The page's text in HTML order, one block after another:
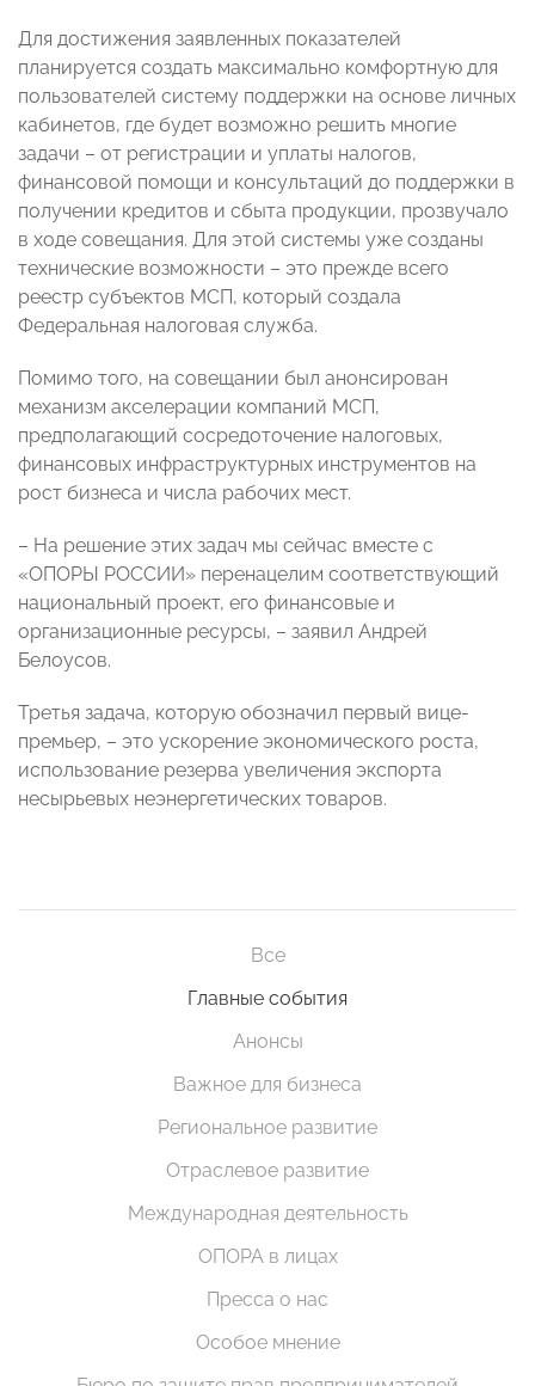
Для достижения заявленных показателей
планируется создать максимально комфортную для
пользователей систему поддержки на основе личных
кабинетов, где будет возможно решить многие
задачи – от регистрации и уплаты налогов,
финансовой помощи и консультаций до поддержки в
получении кредитов и сбыта продукции, прозвучало
в ходе совещания. Для этой системы уже созданы
технические возможности – это прежде всего
реестр субъектов МСП, который создала
Федеральная налоговая служба.
Помимо того, на совещании был анонсирован
механизм акселерации компаний МСП,
предполагающий сосредоточение налоговых,
финансовых инфраструктурных инструментов на
рост бизнеса и числа рабочих мест.
– На решение этих задач мы сейчас вместе с
«ОПОРЫ РОССИИ» перенацелим соответствующий
национальный проект, его финансовые и
организационные ресурсы, – заявил Андрей
Белоусов.
Третья задача, которую обозначил первый вице-
премьер, – это ускорение экономического роста,
использование резерва увеличения экспорта
несырьевых неэнергетических товаров.
Все
Главные события
Анонсы
Важное для бизнеса
Региональное развитие
Отраслевое развитие
Международная деятельность
ОПОРА в лицах
Пресса о нас
Особое мнение